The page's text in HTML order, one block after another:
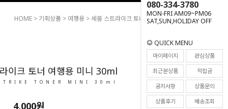
080-334-3780
MON-FRI AM09~PM06
SAT,SUN,HOLIDAY OFF
QUICK MENU
마이페이지
관심상품
최근본상품
적립금
공지사항
상품문의
상품후기
배송조회
HOME > 기획상품 > 여행용 > 세붐 스트라이크 토너 여행용 미니 30ml
18
이크 토너 여행용 미니 30ml
TONER MINI 30ml
4,000원